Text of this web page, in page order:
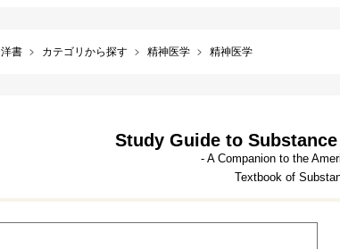
洋書 カテゴリから探す 精神医学 精神医学
Study Guide to
- A Companion to the
Textbook of